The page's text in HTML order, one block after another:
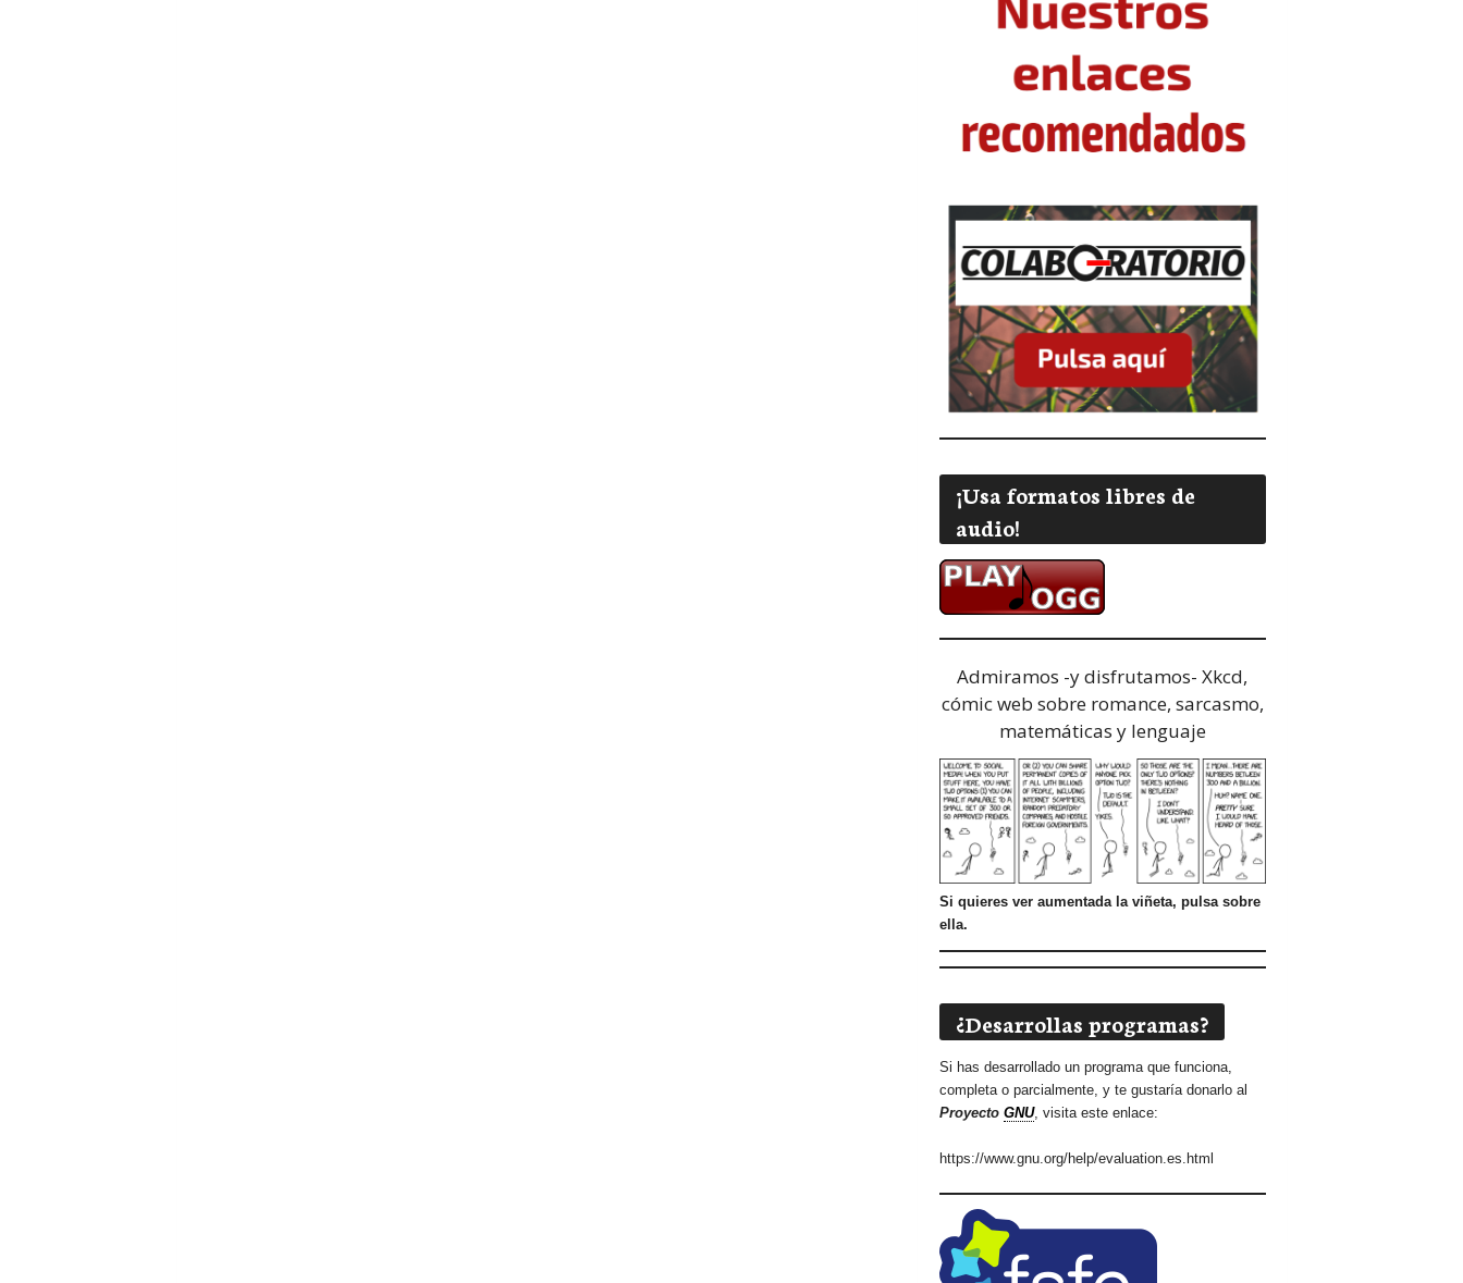
¡Usa formatos libres de
audio!
Admiramos -y disfrutamos- Xkcd,
cómic web sobre romance, sarcasmo,
matemáticas y lenguaje
Si quieres ver aumentada la viñeta, pulsa sobre
ella.
¿Desarrollas programas?
Si has desarrollado un programa que funciona,
completa o parcialmente, y te gustaría donarlo al
Proyecto GNU, visita este enlace:
https://www.gnu.org/help/evaluation.es.html